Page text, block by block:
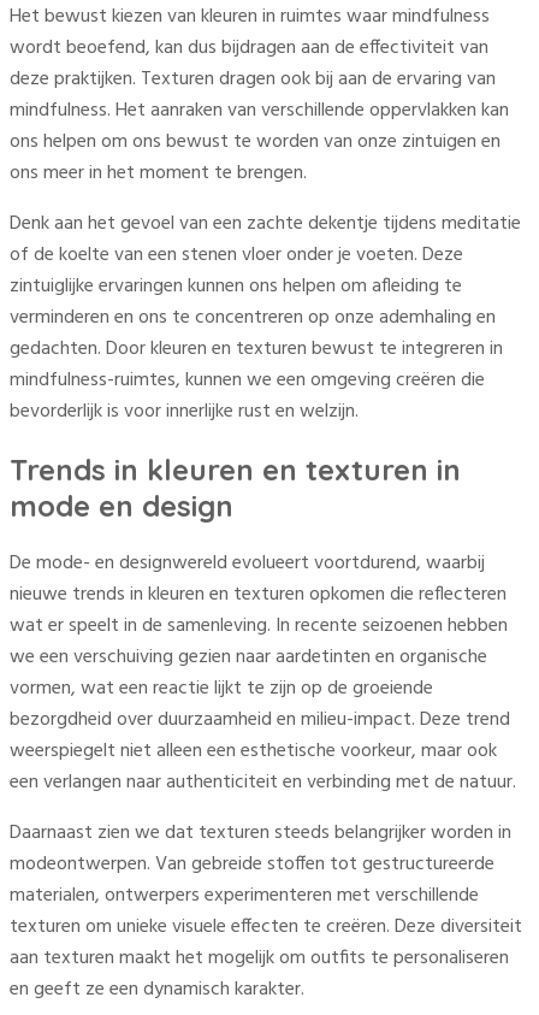
Het bewust kiezen van kleuren in ruimtes waar mindfulness
wordt beoefend, kan dus bijdragen aan de effectiviteit van
deze praktijken. Texturen dragen ook bij aan de ervaring van
mindfulness. Het aanraken van verschillende oppervlakken kan
ons helpen om ons bewust te worden van onze zintuigen en
ons meer in het moment te brengen.
Denk aan het gevoel van een zachte dekentje tijdens meditatie
of de koelte van een stenen vloer onder je voeten. Deze
zintuiglijke ervaringen kunnen ons helpen om afleiding te
verminderen en ons te concentreren op onze ademhaling en
gedachten. Door kleuren en texturen bewust te integreren in
mindfulness-ruimtes, kunnen we een omgeving creëren die
bevorderlijk is voor innerlijke rust en welzijn.
Trends in kleuren en texturen in
mode en design
De mode- en designwereld evolueert voortdurend, waarbij
nieuwe trends in kleuren en texturen opkomen die reflecteren
wat er speelt in de samenleving. In recente seizoenen hebben
we een verschuiving gezien naar aardetinten en organische
vormen, wat een reactie lijkt te zijn op de groeiende
bezorgdheid over duurzaamheid en milieu-impact. Deze trend
weerspiegelt niet alleen een esthetische voorkeur, maar ook
een verlangen naar authenticiteit en verbinding met de natuur.
Daarnaast zien we dat texturen steeds belangrijker worden in
modeontwerpen. Van gebreide stoffen tot gestructureerde
materialen, ontwerpers experimenteren met verschillende
texturen om unieke visuele effecten te creëren. Deze diversiteit
aan texturen maakt het mogelijk om outfits te personaliseren
en geeft ze een dynamisch karakter.